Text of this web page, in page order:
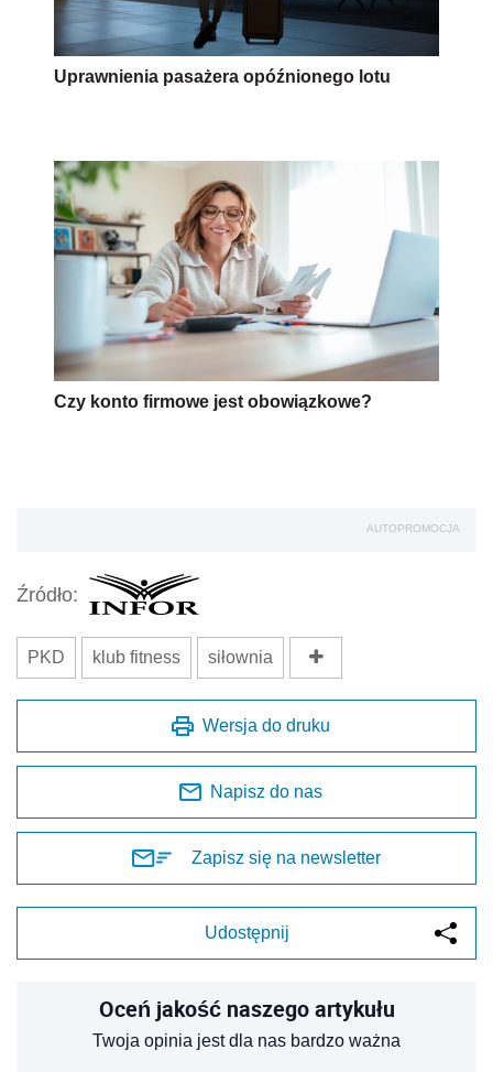
Uprawnienia pasażera opóźnionego lotu
Czy konto firmowe jest obowiązkowe?
AUTOPROMOCJA
Źródło:
PKD klub fitness siłownia
Wersja do druku
Napisz do nas
Zapisz się na newsletter
Udostępnij
Oceń jakość naszego artykułu
Twoja opinia jest dla nas bardzo ważna